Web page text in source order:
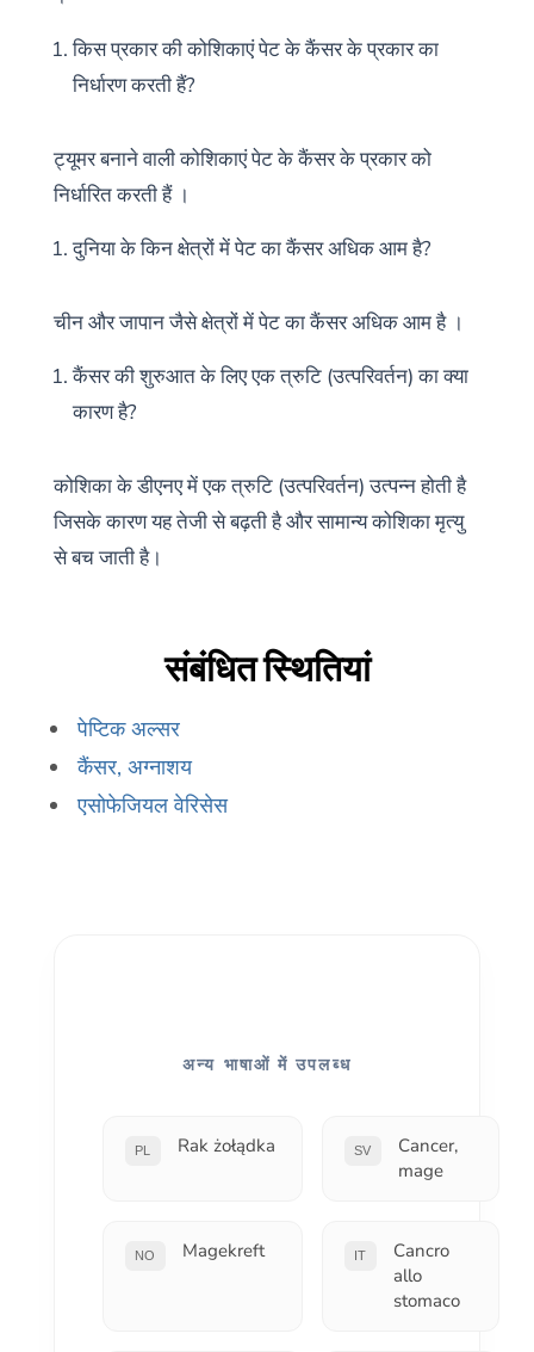
किस प्रकार की कोशिकाएं पेट के कैंसर के प्रकार का
निर्धारण करती हैं?
ट्यूमर बनाने वाली कोशिकाएं पेट के कैंसर के प्रकार को
निर्धारित करती हैं ।
दुनिया के किन क्षेत्रों में पेट का कैंसर अधिक आम है?
चीन और जापान जैसे क्षेत्रों में पेट का कैंसर अधिक आम है ।
कैंसर की शुरुआत के लिए एक त्रुटि (उत्परिवर्तन) का क्या
कारण है?
कोशिका के डीएनए में एक त्रुटि (उत्परिवर्तन) उत्पन्न होती है
जिसके कारण यह तेजी से बढ़ती है और सामान्य कोशिका मृत्यु
से बच जाती है।
संबंधित स्थितियां
पेप्टिक अल्सर
कैंसर, अग्नाशय
एसोफेजियल वेरिसेस
अन्य भाषाओं में उपलब्ध
PL Rak żołądka SV
Cancer,
mage
NO Magekreft IT
Cancro
allo
stomaco